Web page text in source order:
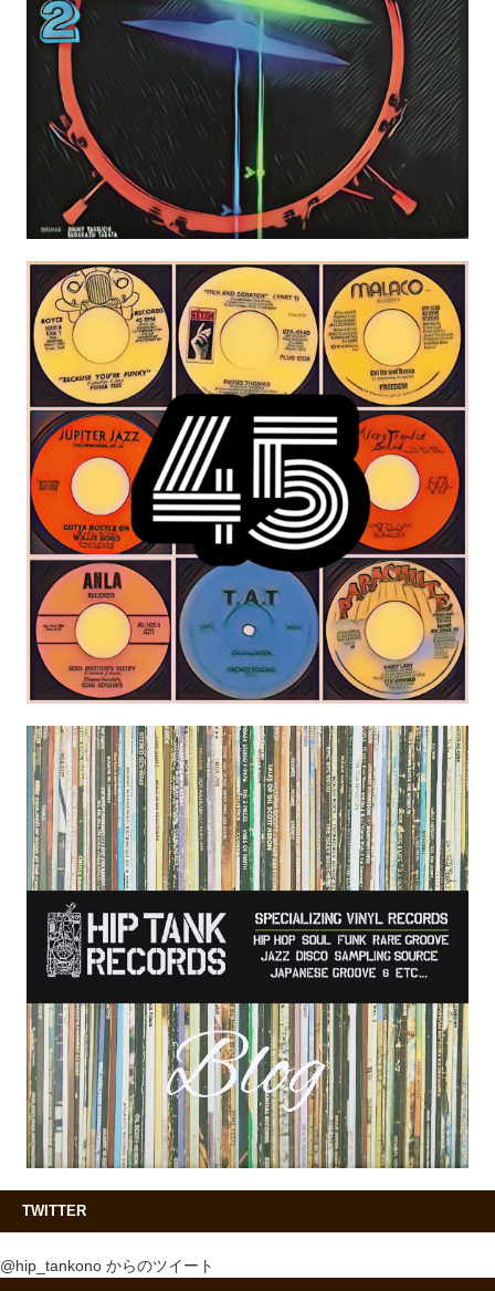
TWITTER
@hip_tankono からのツイート